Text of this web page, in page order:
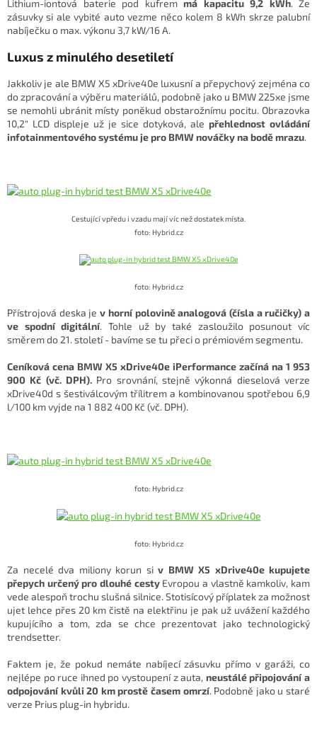
Lithium-iontová baterie pod kufrem má kapacitu 9,2 kWh. Ze
zásuvky si ale vybité auto vezme něco kolem 8 kWh skrze palubní
nabíječku o max. výkonu 3,7 kW/16 A.
Luxus z minulého desetiletí
Jakkoliv je ale BMW X5 xDrive40e luxusní a přepychový zejména co
do zpracování a výběru materiálů, podobně jako u BMW 225xe jsme
se nemohli ubránit místy poněkud obstarožnímu pocitu. Obrazovka
10,2" LCD displeje už je sice dotyková, ale přehlednost ovládání
infotainmentového systému je pro BMW nováčky na bodě mrazu.
Cestující vpředu i vzadu mají víc než dostatek místa.
foto: Hybrid.cz
foto: Hybrid.cz
Přístrojová deska jev horní polovině analogová (čísla a ručičky) a
ve spodní digitální. Tohle už by také zasloužilo posunout víc
směrem do 21. století - bavíme se tu přeci o prémiovém segmentu.
Ceníková cena BMW X5 xDrive40e iPerformance začíná na 1 953
900 Kč (vč. DPH). Pro srovnání, stejně výkonná dieselová verze
xDrive40d s šestiválcovým třílitrem a kombinovanou spotřebou 6,9
l/100 km vyjde na 1 882 400 Kč (vč. DPH).
foto: Hybrid.cz
foto: Hybrid.cz
Za necelé dva miliony korun si v BMW X5 xDrive40e kupujete
přepych určený pro dlouhé cestyEvropou a vlastně kamkoliv, kam
vede alespoň trochu slušná silnice. Stotisícový příplatek za možnost
ujet lehce přes 20 km čistě na elektřinu je pak už uvážení každého
kupujícího a tom, zda se chce prezentovat jako technologický
trendsetter.
Faktem je, že pokud nemáte nabíjecí zásuvku přímo v garáži, co
nejlépe po ruce ihned po vystoupení z auta, neustálé připojování a
odpojování kvůli 20 km prostě časem omrzí. Podobně jako u staré
verze Prius plug-in hybridu.